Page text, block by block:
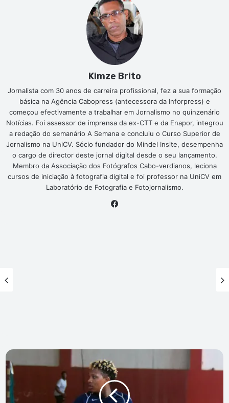
Kimze Brito
Jornalista com 30 anos de carreira profissional, fez a sua formação
básica na Agência Cabopress (antecessora da Inforpress) e
começou efectivamente a trabalhar em Jornalismo no quinzenário
Notícias. Foi assessor de imprensa da ex-CTT e da Enapor, integrou
a redação do semanário A Semana e concluiu o Curso Superior de
Jornalismo na UniCV. Sócio fundador do Mindel Insite, desempenha
o cargo de director deste jornal digital desde o seu lançamento.
Membro da Associação dos Fotógrafos Cabo-verdianos, leciona
cursos de iniciação à fotografia digital e foi professor na UniCV em
Laboratório de Fotografia e Fotojornalismo.
Académica
do
Mindelo
e
Amarante